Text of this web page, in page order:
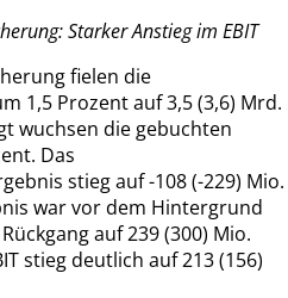
Starker Anstieg im EBIT
fielen die
1,5 Prozent auf 3,5 (3,6) Mrd.
wuchsen die gebuchten
Das
stieg auf -108 (-229) Mio.
war vor dem Hintergrund
auf 239 (300) Mio.
stieg deutlich auf 213 (156)